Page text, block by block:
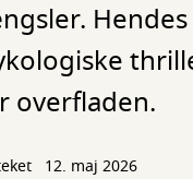
overfladen.
12. maj 2026